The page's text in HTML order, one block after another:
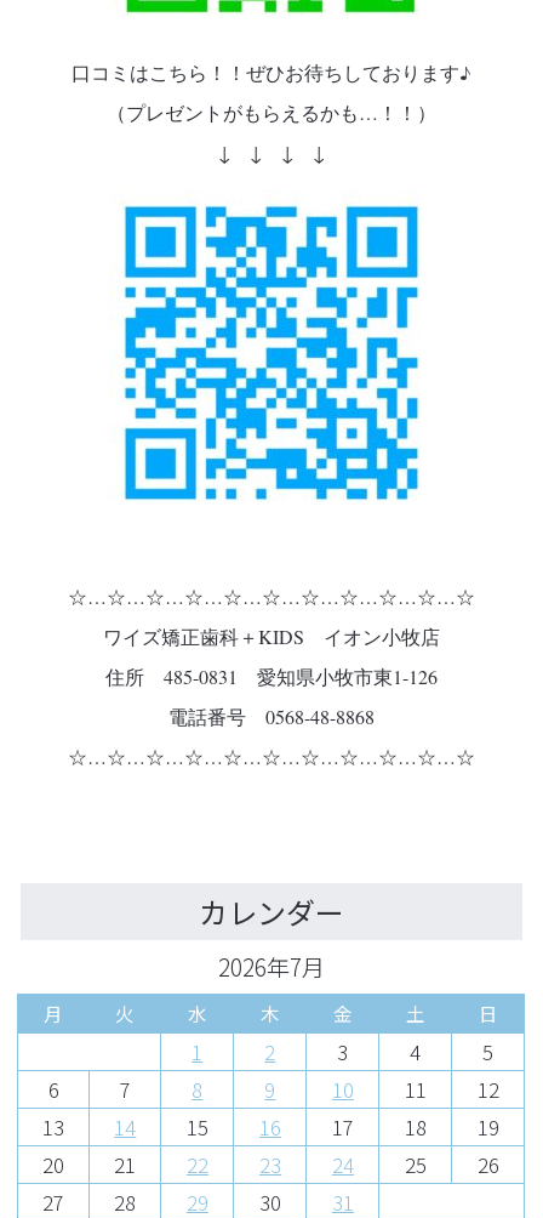
口コミはこちら！！ぜひお待ちしております♪
（プレゼントがもらえるかも…！！）
↓ ↓ ↓ ↓
☆…☆…☆…☆…☆…☆…☆…☆…☆…☆…☆
ワイズ矯正歯科＋KIDS イオン小牧店
住所 485-0831 愛知県小牧市東1-126
電話番号 0568-48-8868
☆…☆…☆…☆…☆…☆…☆…☆…☆…☆…☆
カレンダー
2026年7月
月 火 水 木 金 土 日
1 2 3 4
5
6
7 8 9 10 11
12
13
14 15 16 17 18
19
20
21 22 23 24 25
26
27
28 29 30 31